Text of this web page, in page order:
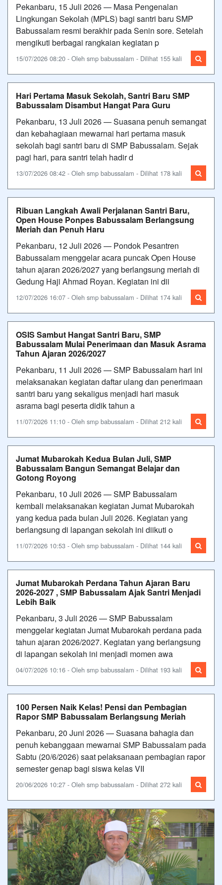
Pekanbaru, 15 Juli 2026 — Masa Pengenalan
Lingkungan Sekolah (MPLS) bagi santri baru SMP
Babussalam resmi berakhir pada Senin sore. Setelah
mengikuti berbagai rangkaian kegiatan p
15/07/2026 08:20 - Oleh smp babussalam - Dilihat 155 kali
Hari Pertama Masuk Sekolah, Santri Baru SMP
Babussalam Disambut Hangat Para Guru
Pekanbaru, 13 Juli 2026 — Suasana penuh semangat
dan kebahagiaan mewarnai hari pertama masuk
sekolah bagi santri baru di SMP Babussalam. Sejak
pagi hari, para santri telah hadir d
13/07/2026 08:42 - Oleh smp babussalam - Dilihat 178 kali
Ribuan Langkah Awali Perjalanan Santri Baru,
Open House Ponpes Babussalam Berlangsung
Meriah dan Penuh Haru
Pekanbaru, 12 Juli 2026 — Pondok Pesantren
Babussalam menggelar acara puncak Open House
tahun ajaran 2026/2027 yang berlangsung meriah di
Gedung Haji Ahmad Royan. Kegiatan ini dii
12/07/2026 16:07 - Oleh smp babussalam - Dilihat 174 kali
OSIS Sambut Hangat Santri Baru, SMP
Babussalam Mulai Penerimaan dan Masuk Asrama
Tahun Ajaran 2026/2027
Pekanbaru, 11 Juli 2026 — SMP Babussalam hari ini
melaksanakan kegiatan daftar ulang dan penerimaan
santri baru yang sekaligus menjadi hari masuk
asrama bagi peserta didik tahun a
11/07/2026 11:10 - Oleh smp babussalam - Dilihat 212 kali
Jumat Mubarokah Kedua Bulan Juli, SMP
Babussalam Bangun Semangat Belajar dan
Gotong Royong
Pekanbaru, 10 Juli 2026 — SMP Babussalam
kembali melaksanakan kegiatan Jumat Mubarokah
yang kedua pada bulan Juli 2026. Kegiatan yang
berlangsung di lapangan sekolah ini diikuti o
11/07/2026 10:53 - Oleh smp babussalam - Dilihat 144 kali
Jumat Mubarokah Perdana Tahun Ajaran Baru
2026-2027 , SMP Babussalam Ajak Santri Menjadi
Lebih Baik
Pekanbaru, 3 Juli 2026 — SMP Babussalam
menggelar kegiatan Jumat Mubarokah perdana pada
tahun ajaran 2026/2027. Kegiatan yang berlangsung
di lapangan sekolah ini menjadi momen awa
04/07/2026 10:16 - Oleh smp babussalam - Dilihat 193 kali
100 Persen Naik Kelas! Pensi dan Pembagian
Rapor SMP Babussalam Berlangsung Meriah
Pekanbaru, 20 Juni 2026 — Suasana bahagia dan
penuh kebanggaan mewarnai SMP Babussalam pada
Sabtu (20/6/2026) saat pelaksanaan pembagian rapor
semester genap bagi siswa kelas VII
20/06/2026 10:27 - Oleh smp babussalam - Dilihat 272 kali